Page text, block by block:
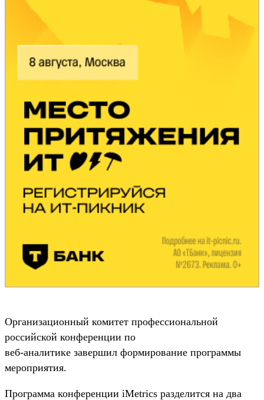
Организационный комитет профессиональной
российской конференции по
веб-аналитике завершил формирование программы
мероприятия.
Программа конференции iMetrics разделится на два